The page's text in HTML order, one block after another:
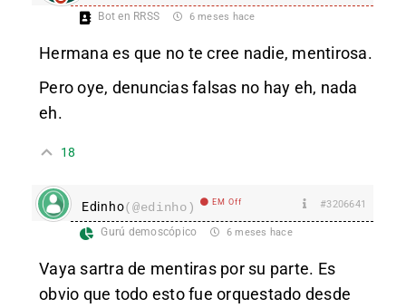
Bot en RRSS 6 meses hace
Hermana es que no te cree nadie, mentirosa.
Pero oye, denuncias falsas no hay eh, nada
eh.
18
Edinho(@edinho) EM Off #3206641
Gurú demoscópico 6 meses hace
Vaya sartra de mentiras por su parte. Es
obvio que todo esto fue orquestado desde